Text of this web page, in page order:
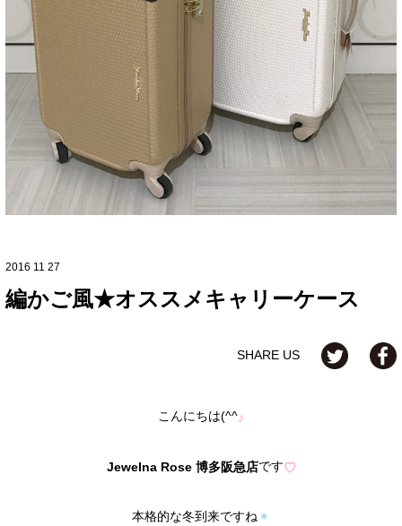
2016 11 27
編かご風★オススメキャリーケース
SHARE US
こんにちは(^^♪
Jewelna Rose 博多阪急店です♡
本格的な冬到来ですね ＊